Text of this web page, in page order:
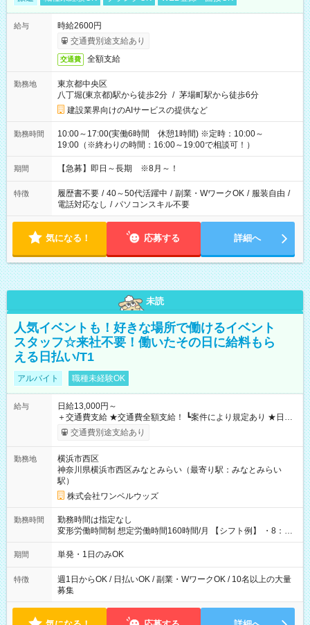
給与
時給2600円
交通費別途支給あり
交通費 全額支給
勤務地
東京都中央区
八丁堀(東京都)駅から徒歩2分 / 茅場町駅から徒歩6分
建設業界向けのAIサービスの提供など
勤務時間
10:00～17:00(実働6時間 休憩1時間) ※定時：10:00～
19:00（※終わりの時間：16:00～19:00で相談可！）
期間 【急募】即日～長期 ※8月～！
特徴 履歴書不要 / 40～50代活躍中 / 副業・WワークOK / 服装自由 /
電話対応なし / パソコンスキル不要
気になる！ 応募する 詳細へ
未読
人気イベントも！好きな場所で働けるイベント
スタッフ☆来社不要！働いたその日に給料もら
える日払い/T1
アルバイト 職種未経験OK
給与
日給13,000円～
＋交通費支給 ★交通費全額支給！ ┗案件により規定あり ★日払
いOK！（規定あり） ┗働いたその日に現金GET♪ お仕事後はコ
ンビニATMから 日払い分を引き落とせます！ 【試用期間】試
交通費別途支給あり
勤務地
横浜市西区
神奈川県横浜市西区みなとみらい（最寄り駅：みなとみらい
駅）
株式会社ワンベルウッズ
勤務時間
勤務時間は指定なし
変形労働時間制 想定労働時間160時間/月 【シフト例】 ・8：00
～21：00
期間 単発・1日のみOK
特徴
週1日からOK / 日払いOK / 副業・WワークOK / 10名以上の大量
募集